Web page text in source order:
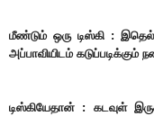
மீண்டும் ஒரு டிஸ்கி :
அப்பாவியிடம் கடுப்படிக்கும்
டிஸ்கியேதான் : கடவுள்